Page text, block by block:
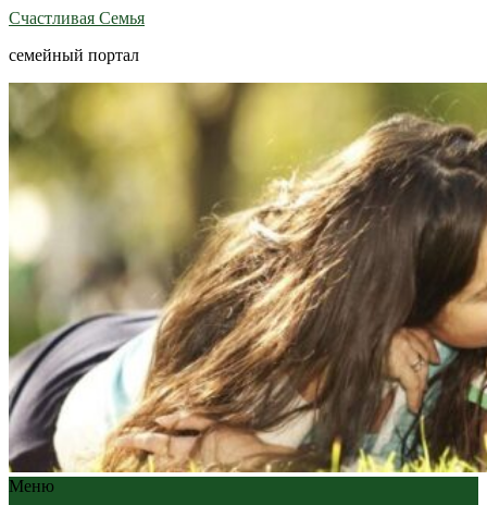
Счастливая Семья
семейный портал
Меню